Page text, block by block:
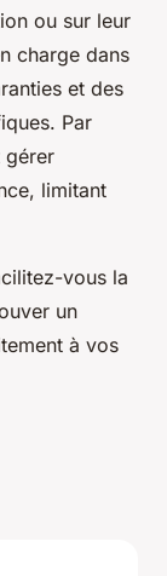
ou sur leur
charge dans
et des
Par
gérer
limitant
vous la
un
à vos